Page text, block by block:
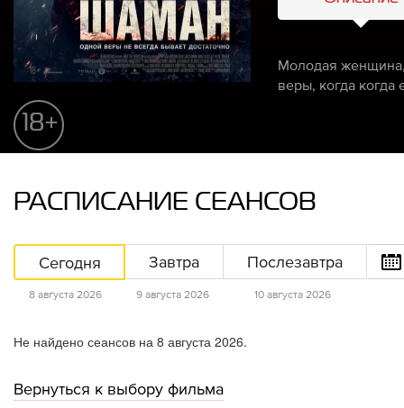
18+
Молодая женщина,
веры, когда
РАСПИСАНИЕ СЕАНСОВ
Сегодня
8 августа 2026
Завтра
9 августа 2026
Послезавтра
10 августа 2026
Не найдено сеансов на 8 августа 2026.
Вернуться к выбору фильма